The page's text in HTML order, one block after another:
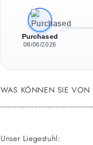
Purchased
08/06/2026
WAS KÖNNEN SIE VON
Unser Liegestuhl: